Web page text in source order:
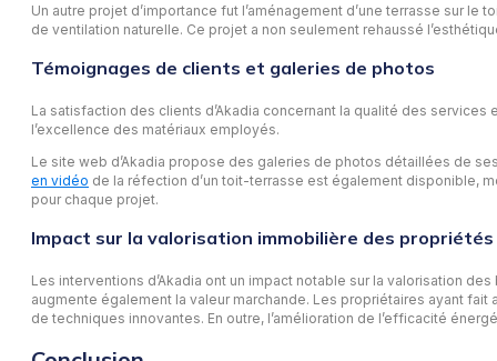
Un autre projet d’importance fut l’aménagement d’une terrasse sur
de ventilation naturelle. Ce projet a non seulement rehaussé
Témoignages de clients et galeries de photos
La satisfaction des clients d’Akadia concernant la qualité des
l’excellence des matériaux employés.
Le site web d’Akadia propose des galeries de photos détaillées de
en vidéo de la réfection d’un toit-terrasse est également disponible,
pour chaque projet.
Impact sur la valorisation immobilière des propriétés
Les interventions d’Akadia ont un impact notable sur la valorisation
augmente également la valeur marchande. Les propriétaires ayant
de techniques innovantes. En outre, l’amélioration de l’efficacité